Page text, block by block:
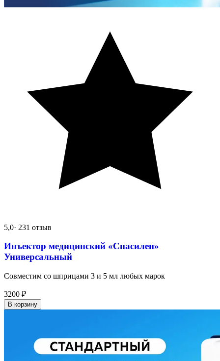
5,0· 231 отзыв
Инъектор медицинский «Спасилен»
Универсальный
Совместим со шприцами 3 и 5 мл любых марок
3200 ₽
В корзину